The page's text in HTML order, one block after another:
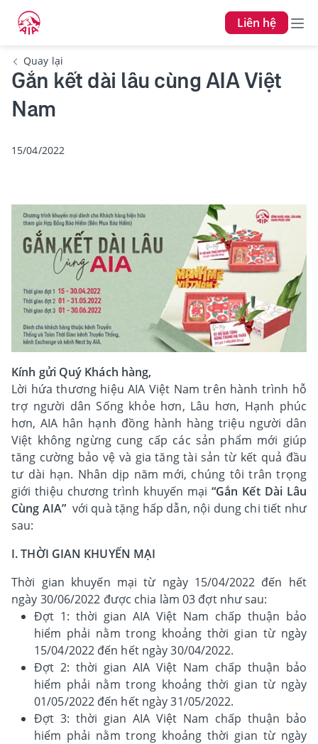
Liên hệ
Quay lại
Gắn kết dài lâu cùng AIA Việt
Nam
15/04/2022
Kính gửi Quý Khách hàng,
Lời hứa thương hiệu AIA Việt Nam trên hành trình hỗ
trợ người dân Sống khỏe hơn, Lâu hơn, Hạnh phúc
hơn, AIA hân hạnh đồng hành hàng triệu người dân
Việt không ngừng cung cấp các sản phẩm mới giúp
tăng cường bảo vệ và gia tăng tài sản từ kết quả đầu
tư dài hạn. Nhân dịp năm mới, chúng tôi trân trọng
giới thiệu chương trình khuyến mại“Gắn Kết Dài Lâu
Cùng AIA” với quà tặng hấp dẫn, nội dung chi tiết như
sau:
I. THỜI GIAN KHUYẾN MẠI
Thời gian khuyến mại từ ngày 15/04/2022 đến hết
ngày 30/06/2022 được chia làm 03 đợt như sau:
Đợt 1: thời gian AIA Việt Nam chấp thuận bảo
hiểm phải nằm trong khoảng thời gian từ ngày
15/04/2022 đến hết ngày 30/04/2022.
Đợt 2: thời gian AIA Việt Nam chấp thuận bảo
hiểm phải nằm trong khoảng thời gian từ ngày
01/05/2022 đến hết ngày 31/05/2022.
Đợt 3: thời gian AIA Việt Nam chấp thuận bảo
hiểm phải nằm trong khoảng thời gian từ ngày